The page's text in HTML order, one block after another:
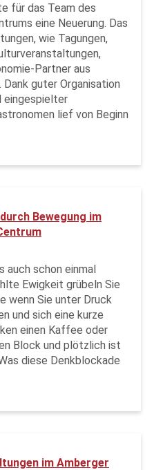
für das Team des
eine Neuerung. Das
wie Tagungen,
Partner aus
Dank guter Organisation
eingespielter
lief von Beginn
Bewegung im
auch schon einmal
Ewigkeit grübeln Sie
wenn Sie unter Druck
und sich eine kurze
einen Kaffee oder
Block und plötzlich ist
diese Denkblockade
im Amberger